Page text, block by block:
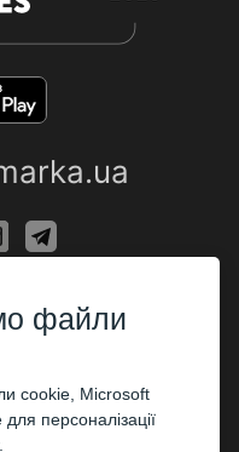
файли
cookie, Microsoft
персоналізації